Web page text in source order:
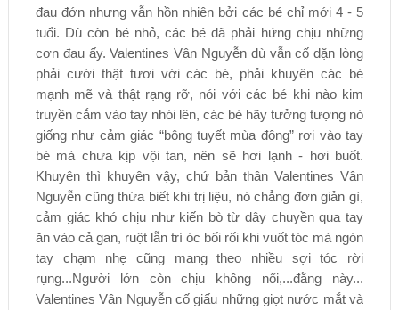
đau đớn nhưng vẫn hồn nhiên bởi các bé chỉ mới 4 - 5
tuổi. Dù còn bé nhỏ, các bé đã phải hứng chịu những
cơn đau ấy. Valentines Vân Nguyễn dù vẫn cố dặn lòng
phải cười thật tươi với các bé, phải khuyên các bé
mạnh mẽ và thật rạng rỡ, nói với các bé khi nào kim
truyền cắm vào tay nhói lên, các bé hãy tưởng tượng nó
giống như cảm giác “bông tuyết mùa đông” rơi vào tay
bé mà chưa kịp vội tan, nên sẽ hơi lạnh - hơi buốt.
Khuyên thì khuyên vậy, chứ bản thân Valentines Vân
Nguyễn cũng thừa biết khi trị liệu, nó chẳng đơn giản gì,
cảm giác khó chịu như kiến bò từ dây chuyền qua tay
ăn vào cả gan, ruột lẫn trí óc bối rối khi vuốt tóc mà ngón
tay chạm nhẹ cũng mang theo nhiều sợi tóc rời
rụng...Người lớn còn chịu không nổi,...đằng này...
Valentines Vân Nguyễn cố giấu những giọt nước mắt và